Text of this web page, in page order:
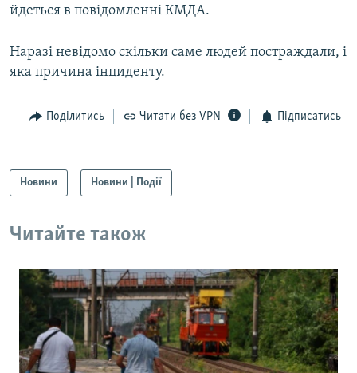
Усі сайти RFE/RL
йдеться в повідомленні КМДА.
Наразі невідомо скільки саме людей постраждали, і
яка причина інциденту.
Поділитись Читати без VPN Підписатись
Новини Новини | Події
Читайте також